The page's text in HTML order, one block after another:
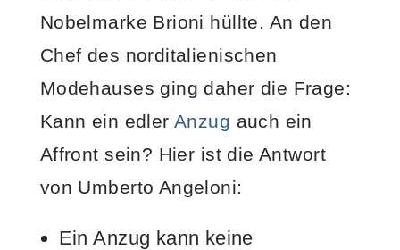
Nobelmarke Brioni hüllte. An den
Chef des norditalienischen
Modehauses ging daher die Frage:
Kann ein edlerAnzug auch ein
Affront sein? Hier ist die Antwort
von Umberto Angeloni:
Ein Anzug kann keine